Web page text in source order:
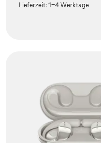
Lieferzeit:1-4 Werktage